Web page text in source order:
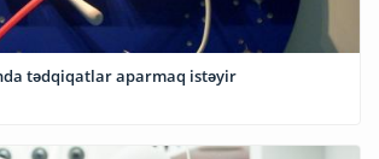
tədqiqatlar aparmaq istəyir